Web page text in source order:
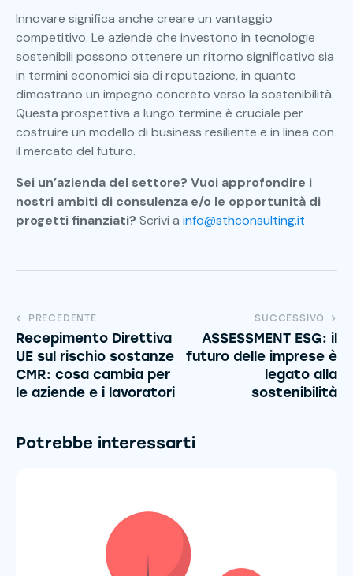
Innovare significa anche creare un vantaggio
competitivo. Le aziende che investono in tecnologie
sostenibili possono ottenere un ritorno significativo sia
in termini economici sia di reputazione, in quanto
dimostrano un impegno concreto verso la sostenibilità.
Questa prospettiva a lungo termine è cruciale per
costruire un modello di business resiliente e in linea con
il mercato del futuro.
Sei un’azienda del settore? Vuoi approfondire i
nostri ambiti di consulenza e/o le opportunità di
progetti finanziati? Scrivi a info@sthconsulting.it
PRECEDENTE
Recepimento Direttiva
UE sul rischio sostanze
CMR: cosa cambia per
le aziende e i lavoratori
SUCCESSIVO
ASSESSMENT ESG: il
futuro delle imprese è
legato alla
sostenibilità
Potrebbe interessarti